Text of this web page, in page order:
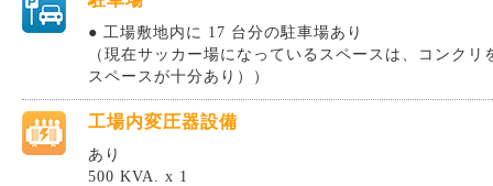
● 工場敷地内に 17 台分の駐車場あり
（現在サッカー場になっているスペースは、コンク
スペースが十分あり））
工場内変圧器設備
あり
500 KVA. x 1